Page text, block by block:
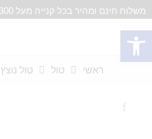
פתח סרגל נגישות
משלוח חינם ומהיר בכל קנייה מעל 300 ₪
ראשי טול טול נוצץ